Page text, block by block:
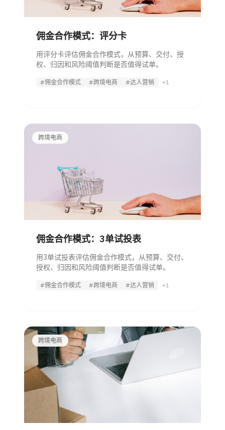
佣金合作模式：评分卡
用评分卡评估佣金合作模式，从预算、交付、授
权、归因和风险阈值判断是否值得试单。
#佣金合作模式 #跨境电商 #达人营销 +1
跨境电商
佣金合作模式：3单试投表
用3单试投表评估佣金合作模式，从预算、交付、
授权、归因和风险阈值判断是否值得试单。
#佣金合作模式 #跨境电商 #达人营销 +1
跨境电商